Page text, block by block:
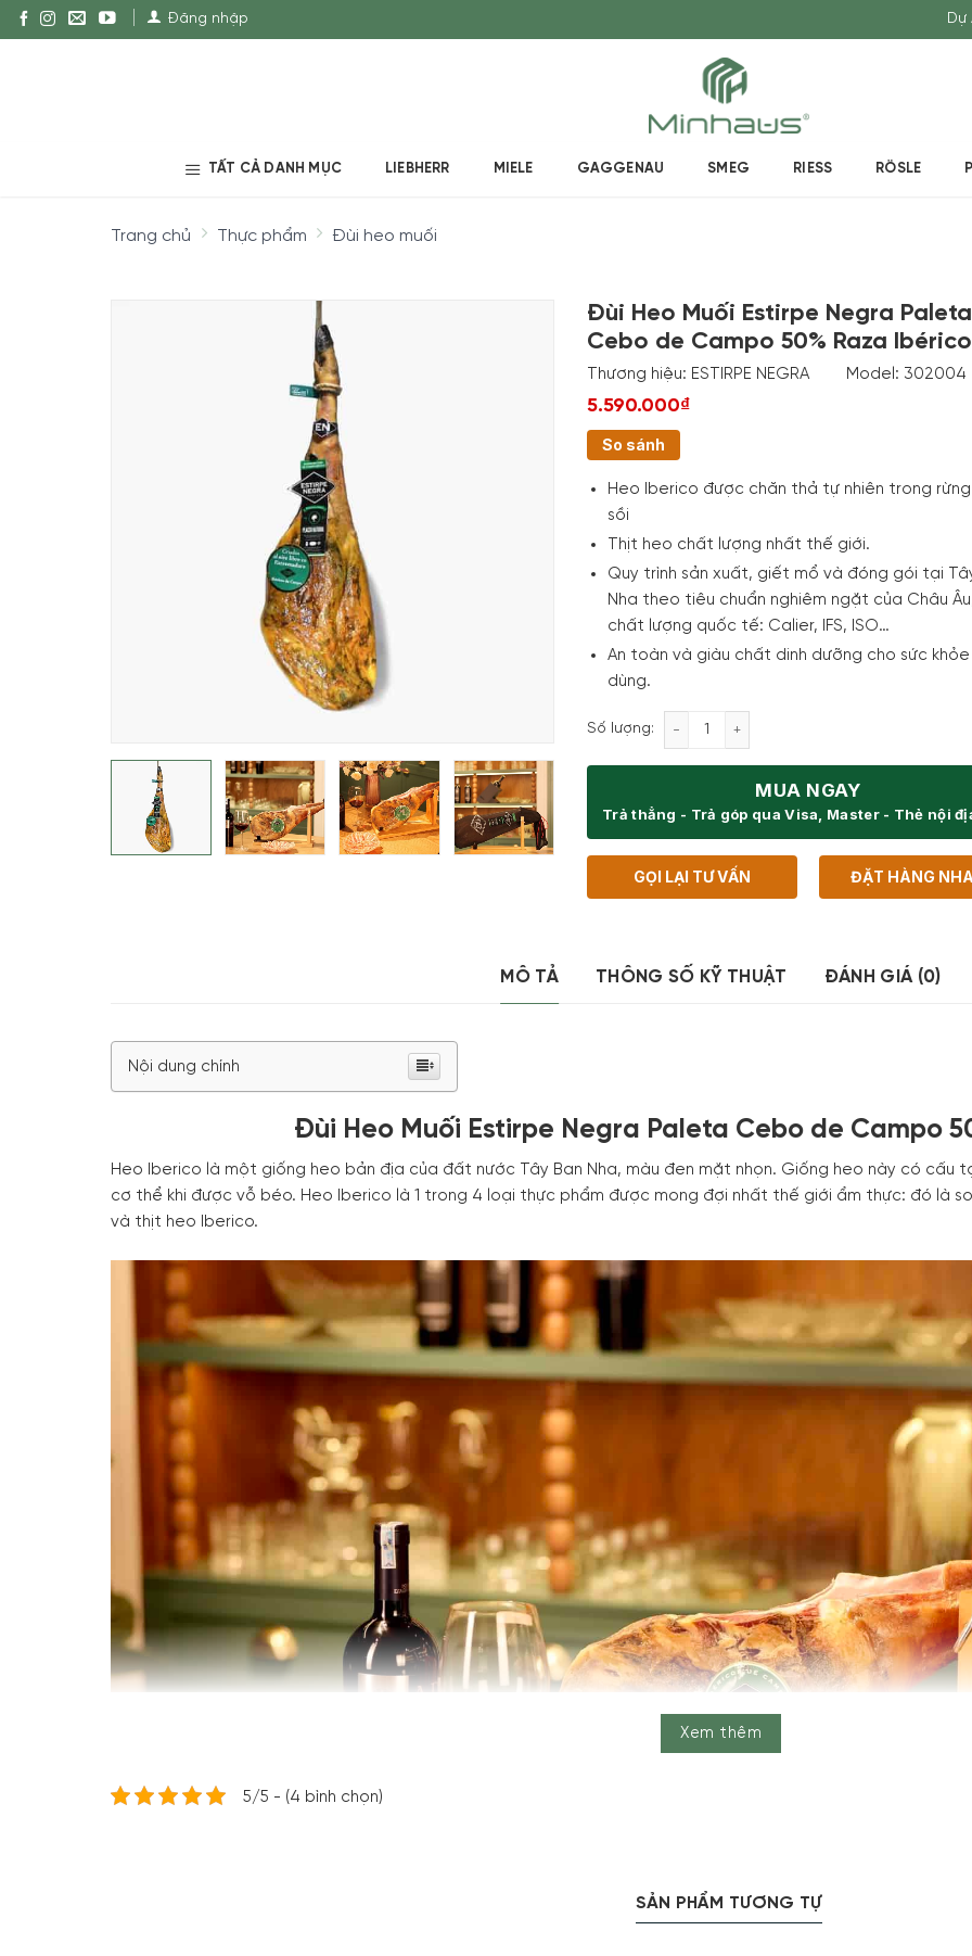
Đăng nhập Dự
TẤT CẢ DANH MỤC LIEBHERR MIELE GAGGENAU SMEG RIESS RÖSLE
Trang chủ Thực phẩm Đùi heo muối
Đùi Heo Muối Estirpe Negra Paleta
Cebo de Campo 50% Raza Ibérico
Thương hiệu: ESTIRPE NEGRA Model: 302004
5.590.000₫
So sánh
Heo Iberico được chăn thả tự nhiên trong
sồi
Thịt heo chất lượng nhất thế giới.
Quy trình sản xuất, giết mổ và đóng gói tại
Nha theo tiêu chuẩn nghiêm ngặt của Châu
chất lượng quốc tế: Calier, IFS, ISO…
An toàn và giàu chất dinh dưỡng cho sức
dùng.
Số lượng: Đùi Heo Muối Estirpe Negra Paleta
MUA NGAY
Trả thẳng - Trả góp qua Visa, Master - Thẻ nội
GỌI LẠI TƯ VẤN ĐẶT HÀNG
MÔ TẢ THÔNG SỐ KỸ THUẬT ĐÁNH GIÁ (0)
Nội dung chính
Đùi Heo Muối Estirpe Negra Paleta Cebo de Campo
Heo Iberico là một giống heo bản địa của đất nước Tây Ban Nha, màu đen mặt nhọn. Giống heo này có cấu
cơ thể khi được vỗ béo. Heo Iberico là 1 trong 4 loại thực phẩm được mong đợi nhất thế giới ẩm thực: đó là
và thịt heo Iberico.
Xem thêm
5/5 - (4 bình chọn)
SẢN PHẨM TƯƠNG TỰ